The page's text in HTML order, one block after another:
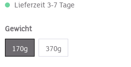
Lieferzeit 3-7 Tage
Gewicht
170g 370g